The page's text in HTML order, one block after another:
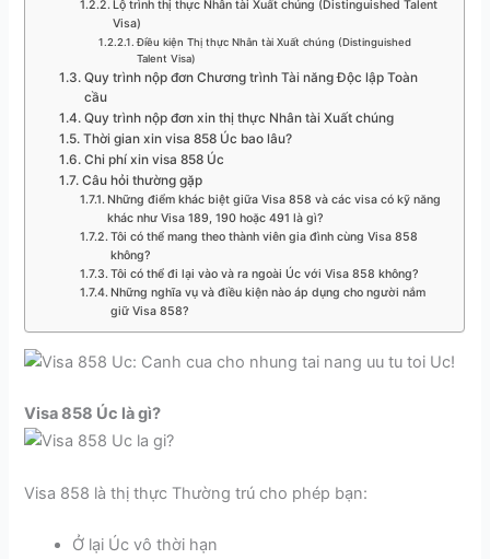
Lộ trình thị thực Nhân tài Xuất chúng (Distinguished Talent
Visa)
Điều kiện Thị thực Nhân tài Xuất chúng (Distinguished
Talent Visa)
Quy trình nộp đơn Chương trình Tài năng Độc lập Toàn
cầu
Quy trình nộp đơn xin thị thực Nhân tài Xuất chúng
Thời gian xin visa 858 Úc bao lâu?
Chi phí xin visa 858 Úc
Câu hỏi thường gặp
Những điểm khác biệt giữa Visa 858 và các visa có kỹ năng
khác như Visa 189, 190 hoặc 491 là gì?
Tôi có thể mang theo thành viên gia đình cùng Visa 858
không?
Tôi có thể đi lại vào và ra ngoài Úc với Visa 858 không?
Những nghĩa vụ và điều kiện nào áp dụng cho người nắm
giữ Visa 858?
Visa 858 Úc là gì?
Visa 858 là thị thực Thường trú cho phép bạn:
Ở lại Úc vô thời hạn